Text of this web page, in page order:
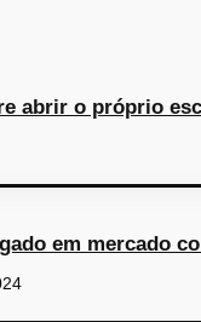
abrir o próprio
em mercado